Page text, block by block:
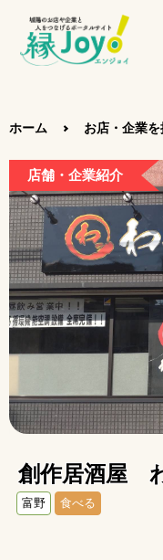
ホーム お店・企業
店舗・企業紹介
創作居酒屋
富野 食べる